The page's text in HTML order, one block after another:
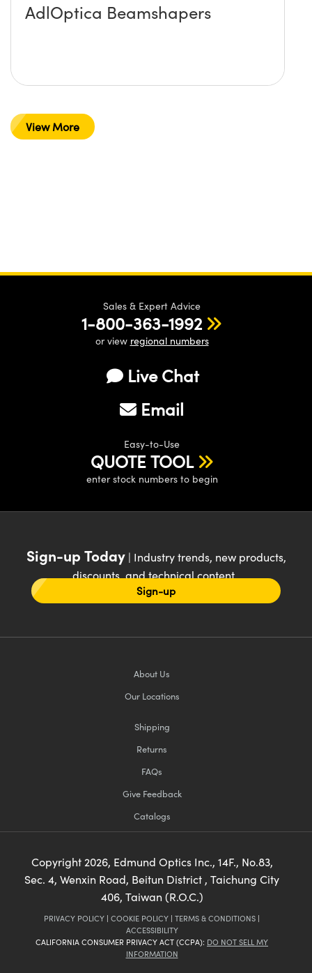
AdlOptica Beamshapers
View More
Sales & Expert Advice
1-800-363-1992
or view regional numbers
Live Chat
Email
Easy-to-Use
QUOTE TOOL
enter stock numbers to begin
Sign-up Today| Industry trends, new products,
discounts, and technical content
Sign-up
About Us
Our Locations
Shipping
Returns
FAQs
Give Feedback
Catalogs
Copyright2026, Edmund Optics Inc., 14F., No.83,
Sec. 4, Wenxin Road, Beitun District , Taichung City
406, Taiwan (R.O.C.)
PRIVACY POLICY | COOKIE POLICY | TERMS & CONDITIONS |
ACCESSIBILITY
CALIFORNIA CONSUMER PRIVACY ACT (CCPA): DO NOT SELL MY
INFORMATION